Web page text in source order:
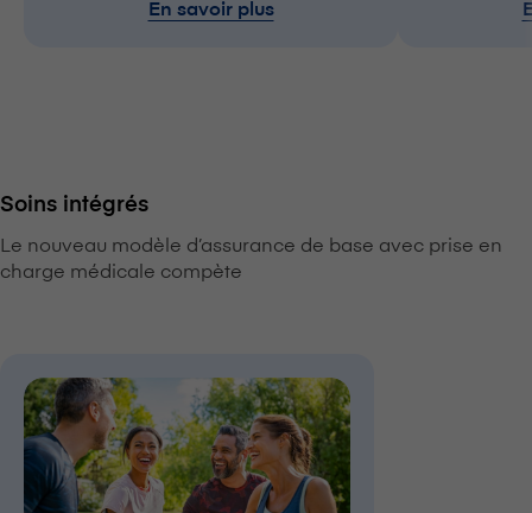
En savoir plus
Soins intégrés
Le nouveau modèle d’assurance de base avec prise en
charge médicale compète